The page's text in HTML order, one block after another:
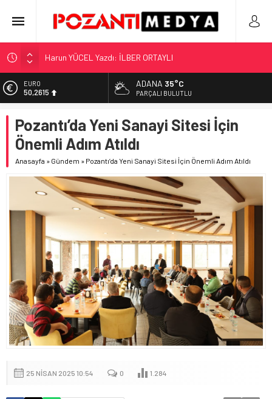
“KILAVUZ HATİCE’NİN MEZARI NEREDE?!!!”
Adana’nın Gizli Cenneti Pozantı Akçatekir Yaylası
Yılmaz Soğutma’dan Buzdolabı Uyarısı
Ajans
Harun YÜCEL Yazdı: İLBER ORTAYLI
ALTIN
5.910,66
11.456,34
DOLAR
42,6961
50,2615
ADANA 35°C
PARÇALI BULUTLU
Pozantı’da Yeni Sanayi Sitesi İçin
Önemli Adım Atıldı
Anasayfa » Gündem » Pozantı’da Yeni Sanayi Sitesi İçin Önemli Adım Atıldı
25 NISAN 2025 10:54 0 1.284